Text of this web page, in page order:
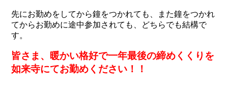
先にお勤めをしてから鐘をつかれても、また鐘をつかれ
てからお勤めに途中参加されても、どちらでも結構で
す。
皆さま、暖かい格好で一年最後の締めくくりを
如来寺にてお勤めください！！